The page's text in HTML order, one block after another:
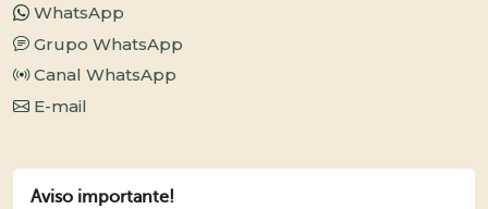
WhatsApp
Grupo WhatsApp
Canal WhatsApp
E-mail
Aviso importante!